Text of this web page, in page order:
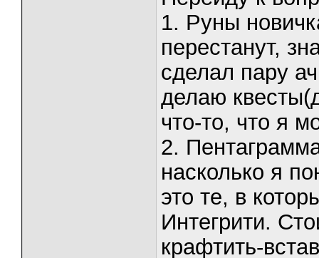
1. Руны
перестанут,
сделал пару
делаю
что-то, что я
2.
насколько я
это те, в
Интегрити.
крафтить-